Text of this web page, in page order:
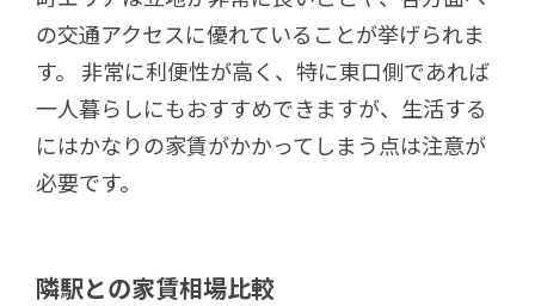
の交通アクセスに優れていることが挙げられま
す。 非常に利便性が高く、特に東口側であれば
一人暮らしにもおすすめできますが、生活する
にはかなりの家賃がかかってしまう点は注意が
必要です。
隣駅との家賃相場比較